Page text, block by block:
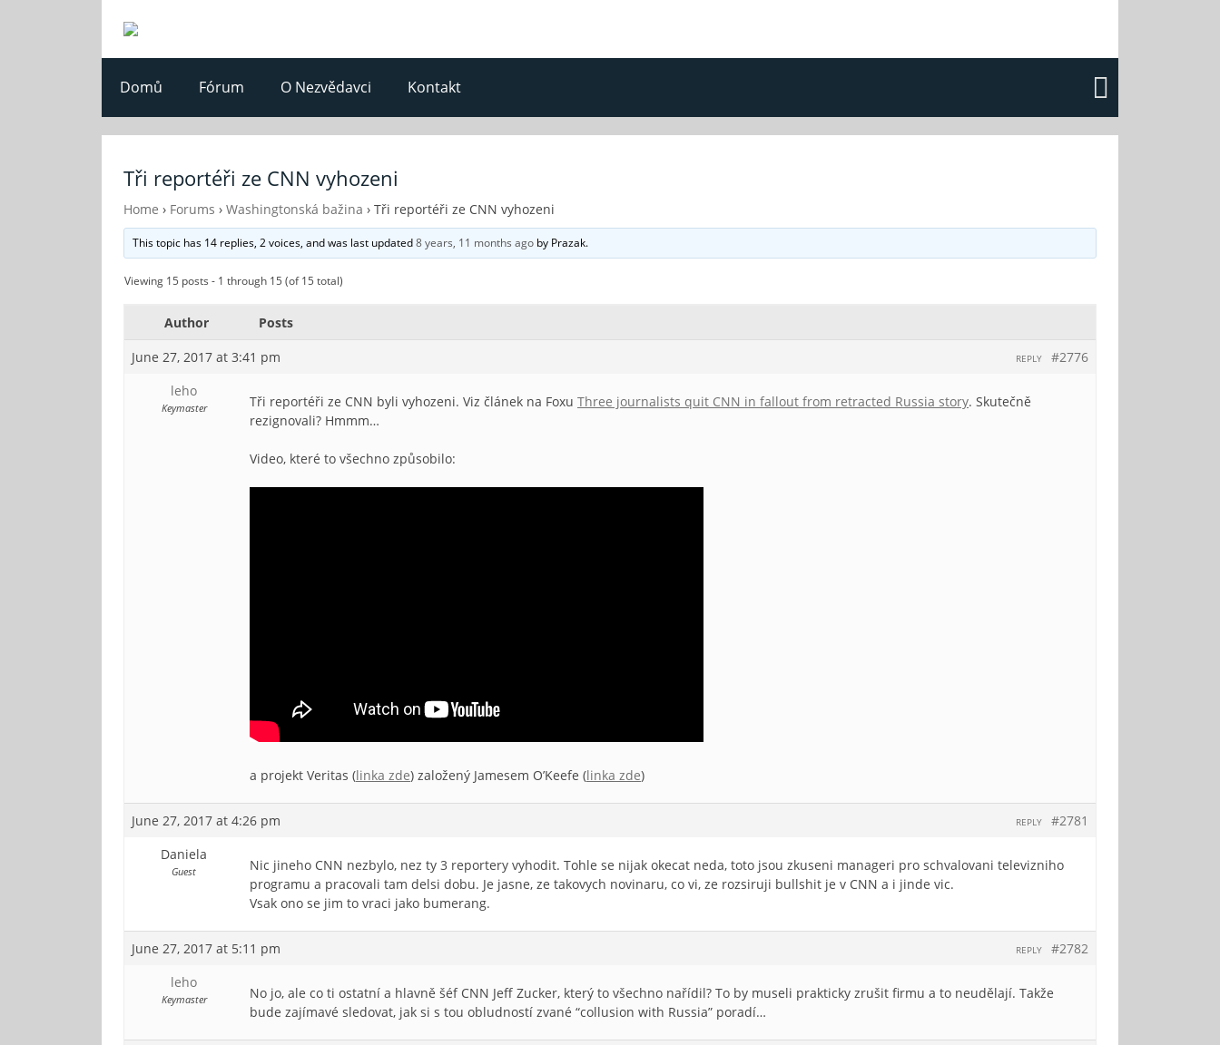
Domů Fórum O Nezvědavci Kontakt
Tři reportéři ze CNN vyhozeni
Home › Forums › Washingtonská bažina › Tři reportéři ze CNN vyhozeni
This topic has 14 replies, 2 voices, and was last updated8 years, 11 months ago by Prazak.
Viewing 15 posts - 1 through 15 (of 15 total)
Author
Posts
June 27, 2017 at 3:41 pm
#2776
REPLY
leho
Keymaster Tři reportéři ze CNN byli vyhozeni. Viz článek na Foxu Three journalists quit CNN in fallout from retracted Russia story. Skutečně
rezignovali? Hmmm…
Video, které to všechno způsobilo:
a projekt Veritas (linka zde) založený Jamesem O’Keefe (linka zde)
June 27, 2017 at 4:26 pm #2781
REPLY
Daniela
Guest
Nic jineho CNN nezbylo, nez ty 3 reportery vyhodit. Tohle se nijak okecat neda, toto jsou zkuseni manageri pro schvalovani televizniho
programu a pracovali tam delsi dobu. Je jasne, ze takovych novinaru, co vi, ze rozsiruji bullshit je v CNN a i jinde vic.
Vsak ono se jim to vraci jako bumerang.
June 27, 2017 at 5:11 pm #2782
REPLY
leho
Keymaster
No jo, ale co ti ostatní a hlavně šéf CNN Jeff Zucker, který to všechno nařídil? To by museli prakticky zrušit firmu a to neudělají. Takže
bude zajímavé sledovat, jak si s tou obludností zvané “collusion with Russia” poradí…